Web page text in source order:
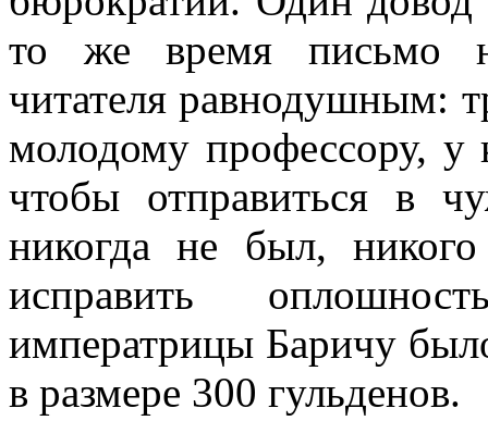
то же время письмо
читателя равнодушным:
молодому профессору, у
чтобы отправиться в
никогда не был,
исправить
императрицы Баричу
в размере 300 гульденов.